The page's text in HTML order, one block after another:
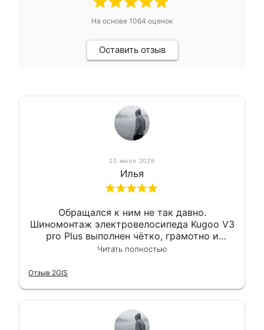
На основе 1064 оценок
Оставить отзыв
20 июля 2026
Илья
Обращался к ним не так давно.
Шиномонтаж электровелосипеда Kugoo V3
pro Plus выполнен чётко, грамотно и
квалифицированно. Всё сделано
Читать полностью
Отзыв 2GIS